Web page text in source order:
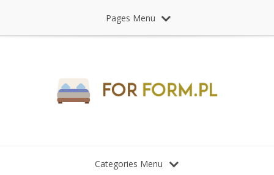
Pages Menu
Categories Menu